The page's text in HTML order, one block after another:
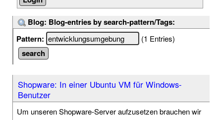
Blog: Blog-entries by search-pattern/Tags:
Pattern:
(1 Entries)
Shopware: In einer Ubuntu VM für Windows-
Benutzer
Um unseren Shopware-Server aufzusetzen brauchen wir